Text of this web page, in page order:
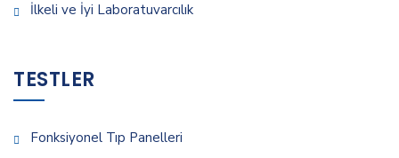
İlkeli ve İyi Laboratuvarcılık
TESTLER
Fonksiyonel Tıp Panelleri